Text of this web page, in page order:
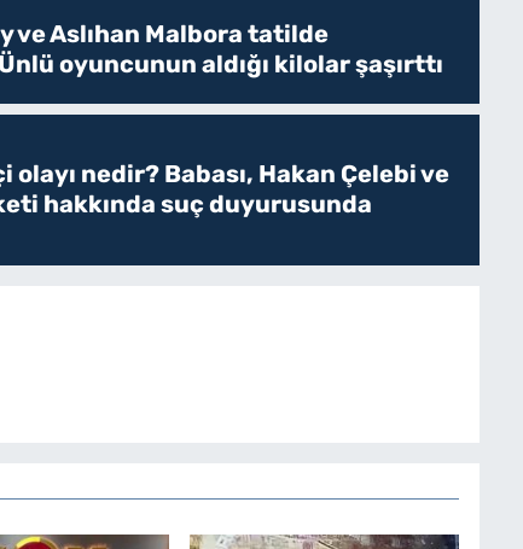
ve Aslıhan Malbora tatilde
oyuncunun aldığı kilolar şaşırttı
nedir? Babası, Hakan Çelebi ve
hakkında suç duyurusunda